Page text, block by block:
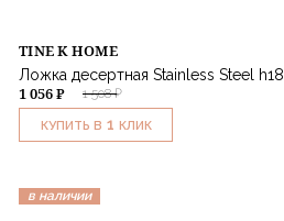
TINE K HOME
Ложка десертная Stainless Steel h18
1 508 ₽
1 056 ₽
КУПИТЬ В 1 КЛИК
в наличии